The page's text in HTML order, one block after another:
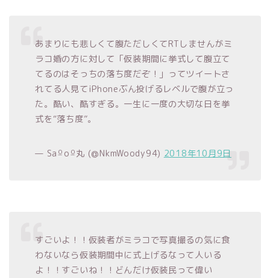
あまりにも悲しくて腹ただしくてRTしませんがミ
ラコ婚の方に対して「仮装期間に挙式して腹立て
てるのはそっちの落ち度だぞ！」ってツイートさ
れてる人見てiPhoneぶん投げるレベルで腹が立っ
た。酷い、酷すぎる。一生に一度の大切な日を挙
式を“落ち度”。
— Saºoº丸 (@NkmWoody94) 2018年10月9日
すごいよ！！仮装者がミラコで写真撮るの気に食
わないなら仮装期間中に式上げるなって人いる
よ！！すごいね！！どんだけ仮装民って偉い